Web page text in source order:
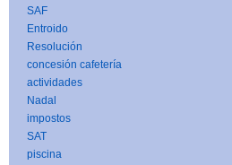
SAF
Entroido
Resolución
concesión cafetería
actividades
Nadal
impostos
SAT
piscina